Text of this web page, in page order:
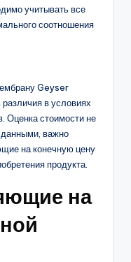
учитывать все
соотношения
Geyser
в условиях
Оценка стоимости не
данными, важно
на конечную цену
продукта.
на